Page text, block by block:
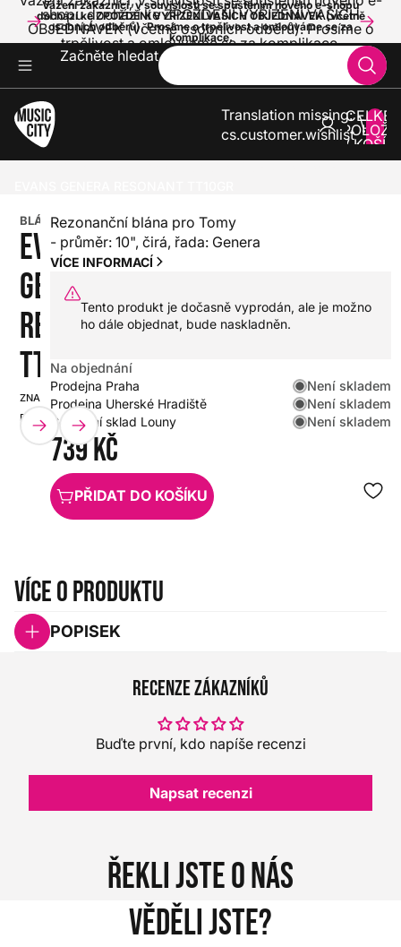
Vážení zákazníci, v souvislosti se spuštěním nového e-shopu
dochází ke ZPOŽDĚNÍ VYŘÍZENÍ VAŠICH OBJEDNÁVEK (včetně
osobních odběrů). Prosíme o trpělivost a omlouváme se za
komplikace.
shopu dochází ke ZPOŽDĚNÍ VYŘÍZENÍ VAŠICH
OBJEDNÁVEK (včetně osobních odběrů). Prosíme o
trpělivost a omlouváme se za komplikace.
Začněte hledat
Translation missing:
cs.customer.wishlist
V
0
BLÁNA
EVANS
GENERA
RESONANT
TT10GR
ZNAČKA:
EVANS
SKU:
HX0000000069991
Rezonanční blána pro Tomy
- průměr: 10", čirá, řada: Genera
VÍCE INFORMACÍ
Tento produkt je dočasně vyprodán, ale je možno
ho dále objednat, bude naskladněn.
Na objednání
Prodejna Praha
Není skladem
Prodejna Uherské Hradiště
Není skladem
Centrální sklad Louny
Není skladem
739 Kč
PŘIDAT DO KOŠÍKU
Více o produktu
POPISEK
Recenze zákazníků
Buďte první, kdo napíše recenzi
Napsat recenzi
Řekli jste o nás
Věděli jste?